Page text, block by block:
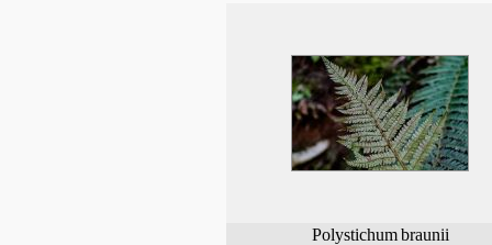
Polystichum braunii